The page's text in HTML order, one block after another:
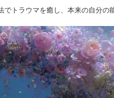
でトラウマを癒し、本来の自分